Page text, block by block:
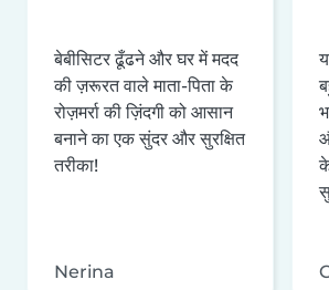
बेबीसिटर ढूँढने और घर में मदद
की ज़रूरत वाले माता-पिता के
रोज़मर्रा की ज़िंदगी को आसान
बनाने का एक सुंदर और सुरक्षित
तरीका!
Nerina